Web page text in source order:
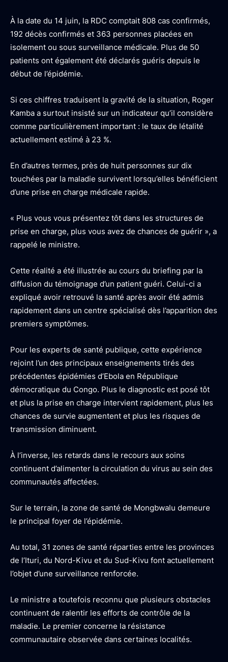
À la date du 14 juin, la RDC comptait 808 cas confirmés,
192 décès confirmés et 363 personnes placées en
isolement ou sous surveillance médicale. Plus de 50
patients ont également été déclarés guéris depuis le
début de l’épidémie.
Si ces chiffres traduisent la gravité de la situation, Roger
Kamba a surtout insisté sur un indicateur qu’il considère
comme particulièrement important : le taux de létalité
actuellement estimé à 23 %.
En d’autres termes, près de huit personnes sur dix
touchées par la maladie survivent lorsqu’elles bénéficient
d’une prise en charge médicale rapide.
« Plus vous vous présentez tôt dans les structures de
prise en charge, plus vous avez de chances de guérir », a
rappelé le ministre.
Cette réalité a été illustrée au cours du briefing par la
diffusion du témoignage d’un patient guéri. Celui-ci a
expliqué avoir retrouvé la santé après avoir été admis
rapidement dans un centre spécialisé dès l’apparition des
premiers symptômes.
Pour les experts de santé publique, cette expérience
rejoint l’un des principaux enseignements tirés des
précédentes épidémies d’Ebola en République
démocratique du Congo. Plus le diagnostic est posé tôt
et plus la prise en charge intervient rapidement, plus les
chances de survie augmentent et plus les risques de
transmission diminuent.
À l’inverse, les retards dans le recours aux soins
continuent d’alimenter la circulation du virus au sein des
communautés affectées.
Sur le terrain, la zone de santé de Mongbwalu demeure
le principal foyer de l’épidémie.
Au total, 31 zones de santé réparties entre les provinces
de l’Ituri, du Nord-Kivu et du Sud-Kivu font actuellement
l’objet d’une surveillance renforcée.
Le ministre a toutefois reconnu que plusieurs obstacles
continuent de ralentir les efforts de contrôle de la
maladie. Le premier concerne la résistance
communautaire observée dans certaines localités.